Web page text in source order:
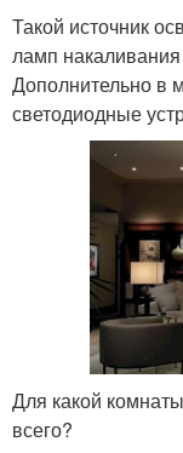
Такой источник
ламп
Дополнительно в
светодиодные
Для какой
всего?